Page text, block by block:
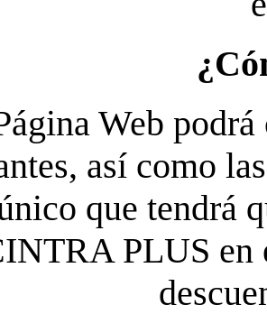
Web
así como
que tendrá
PLUS en